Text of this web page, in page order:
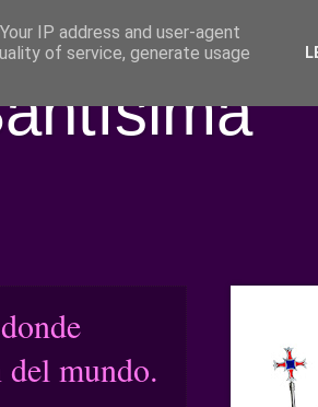
del mundo.
IP address and user-agent
of service, generate usage